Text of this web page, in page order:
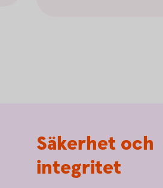
Säkerhet och
integritet